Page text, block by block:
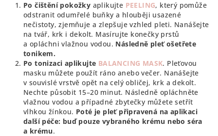
Po čištění pokožky aplikujte PEELING, který pomůže
odstranit odumřelé buňky a hlouběji usazené
nečistoty, zjemňuje a zlepšuje vzhled pleti. Nanášejte
na tvář, krk i dekolt. Masírujte konečky prstů
a opláchni vlažnou vodou. Následně pleť ošetřete
tonikem.
Po tonizaci aplikujte BALANCING MASK. Pleťovou
masku můžete použít ráno anebo večer. Nanášejte
v souvislé vrstvě opět na celý obličej, krk a dekolt.
Nechte působit 15–20 minut. Následně opláchněte
vlažnou vodou a případné zbytečky můžete setřít
vlhkou žínkou. Poté je pleť připravená na aplikaci
další péče: buď pouze vybraného krému nebo séra
a krému.